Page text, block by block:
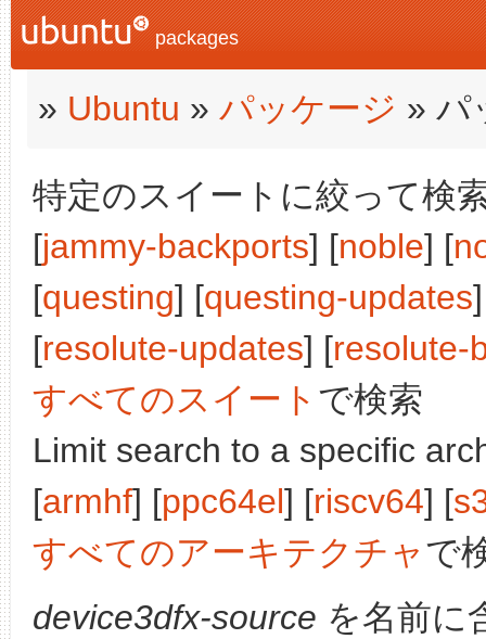
packages
» Ubuntu » パッケージ » パ
特定のスイートに絞って検
[jammy-backports] [noble] [
[questing] [questing-updates
[resolute-updates] [resolute-
すべてのスイート で検索
Limit search to a specific
[armhf] [ppc64el] [riscv64] [
すべてのアーキテクチャで
device3dfx-source を名前に